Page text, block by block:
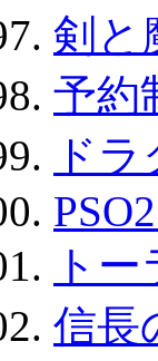
剣と
予約
ド
ト
信長